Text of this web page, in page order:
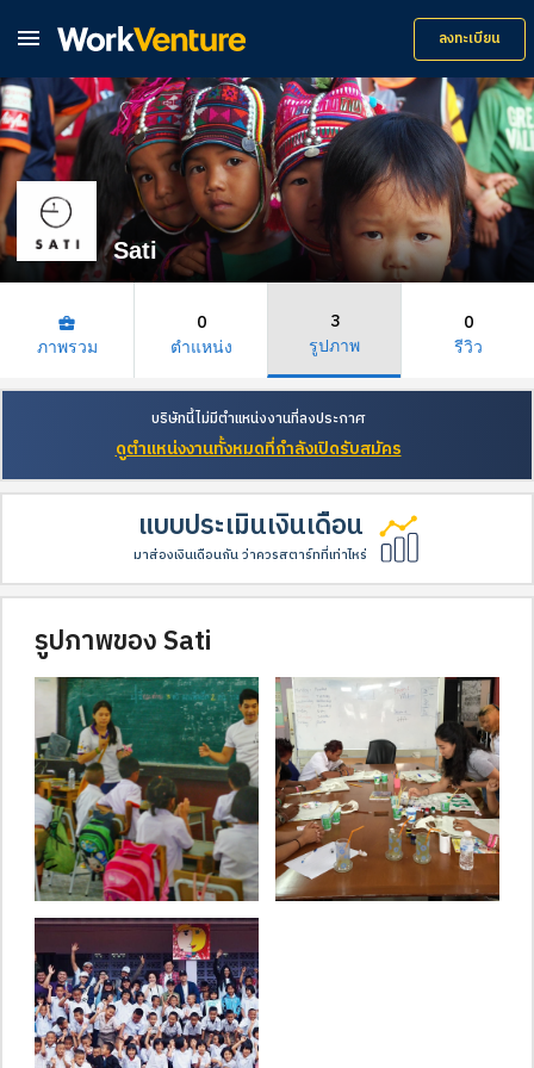
 ลงทะเบียน
Sati
business_center
ภาพรวม
0
ตำแหน่ง
3
รูปภาพ
0
รีวิว
บริษัทนี้ไม่มีตำแหน่งงานที่ลงประกาศ
ดูตำแหน่งงานทั้งหมดที่กำลังเปิดรับสมัคร
แบบประเมินเงินเดือน
มาส่องเงินเดือนกัน ว่าควรสตาร์ทที่เท่าไหร่
รูปภาพของ Sati